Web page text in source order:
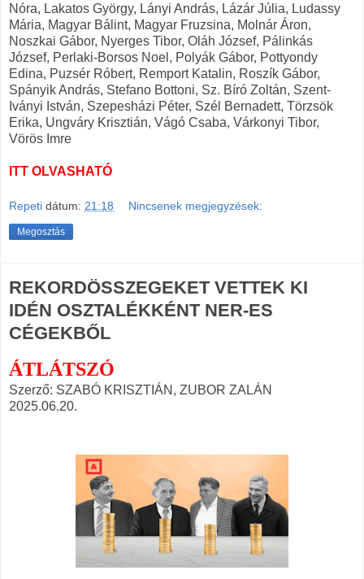
Nóra, Lakatos György, Lányi András, Lázár Júlia, Ludassy
Mária, Magyar Bálint, Magyar Fruzsina, Molnár Áron,
Noszkai Gábor, Nyerges Tibor, Oláh József, Pálinkás
József, Perlaki-Borsos Noel, Polyák Gábor, Pottyondy
Edina, Puzsér Róbert, Remport Katalin, Roszík Gábor,
Spányik András, Stefano Bottoni, Sz. Bíró Zoltán, Szent-
Iványi István, Szepesházi Péter, Szél Bernadett, Törzsök
Erika, Ungváry Krisztián, Vágó Csaba, Várkonyi Tibor,
Vörös Imre
ITT OLVASHATÓ
Repeti dátum: 21:18 Nincsenek megjegyzések:
Megosztás
REKORDÖSSZEGEKET VETTEK KI
IDÉN OSZTALÉKKÉNT NER-ES
CÉGEKBŐL
ÁTLÁTSZÓ
Szerző: SZABÓ KRISZTIÁN, ZUBOR ZALÁN
2025.06.20.